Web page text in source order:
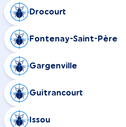
Drocourt
Fontenay-Saint-Père
Gargenville
Guitrancourt
Issou